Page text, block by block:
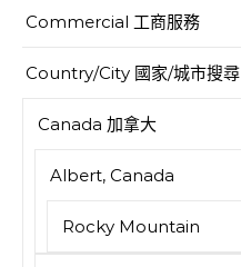
Commercial 工商服務
Country/City 國家/城市搜尋
Canada 加拿大
Albert, Canada
Rocky Mountain